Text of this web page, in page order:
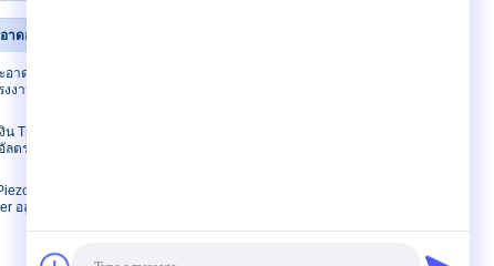
ดอัลตราโซนิก
าดล้ำเสียง
งานผลิต /
Transducer
ตราโซนิก
เซรามิค
อลูมิเนียม